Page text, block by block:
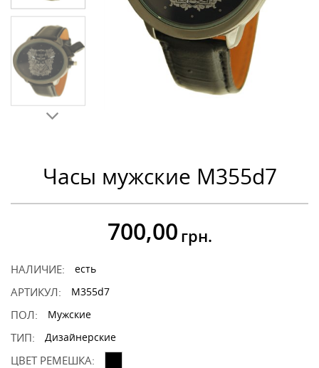
Часы мужские M355d7
700,00 грн.
НАЛИЧИЕ: есть
АРТИКУЛ: M355d7
ПОЛ: Мужские
ТИП: Дизайнерские
ЦВЕТ РЕМЕШКА: